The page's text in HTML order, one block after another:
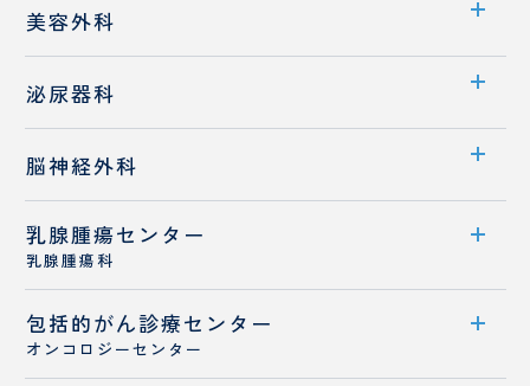
西
ら
消化器外科
医師紹介
診療科案内
診療概要
医師紹介
フットケア外来
美容外科
診療科案内
医師紹介
診療メニュー
ドクターズコスメ
泌尿器科
診療科案内
診療概要
医師紹介
脳神経外科
診療科案内
医師紹介
乳腺腫瘍センター
乳腺腫瘍科
センター案内
包括的がん診療センター
オンコロジーセンター